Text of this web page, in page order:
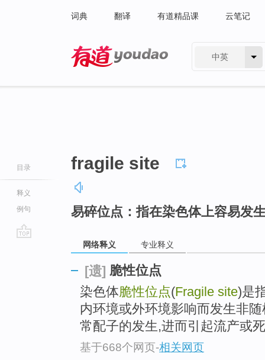
词典 翻译 有道精品课 云笔记
中英
目录
释义
例句
fragile site
易碎位点：指在染色体上容易发
网络释义 专业释义
[遗] 脆性位点
染色体脆性位点(Fragile site)是
内环境或外环境影响而发生非
常配子的发生,进而引起流产或
基于668个网页-相关网页